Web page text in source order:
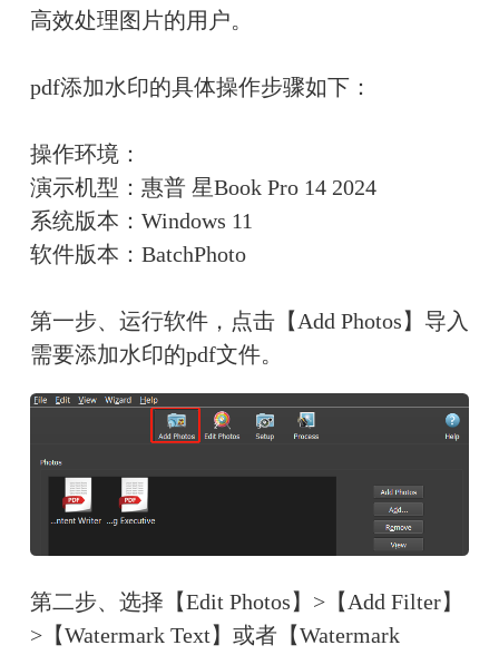
高效处理图片的用户。
pdf添加水印的具体操作步骤如下：
操作环境：
演示机型：惠普 星Book Pro 14 2024
系统版本：Windows 11
软件版本：BatchPhoto
第一步、运行软件，点击【Add Photos】导入
需要添加水印的pdf文件。
第二步、选择【Edit Photos】>【Add Filter】
>【Watermark Text】或者【Watermark